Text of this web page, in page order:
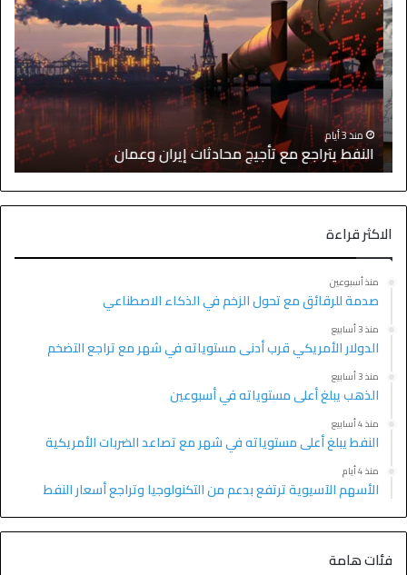
منذ 3 أيام
النفط يتراجع مع تأجيج محادثات إيران وعمان
الاكثر قراءة
منذ أسبوعين
صدمة للرقائق مع تحول الزخم في الذكاء الاصطناعي
منذ 3 أسابيع
الدولار الأمريكي قرب أدنى مستوياته في شهر مع تراجع التضخم
منذ 3 أسابيع
الذهب يبلغ أعلى مستوياته في أسبوعين
منذ 4 أسابيع
النفط يبلغ أعلى مستوياته في شهر مع تصاعد الضربات الأمريكية
منذ 4 أيام
الأسهم الآسيوية ترتفع بدعم من التكنولوجيا وتراجع أسعار النفط
فئات هامة